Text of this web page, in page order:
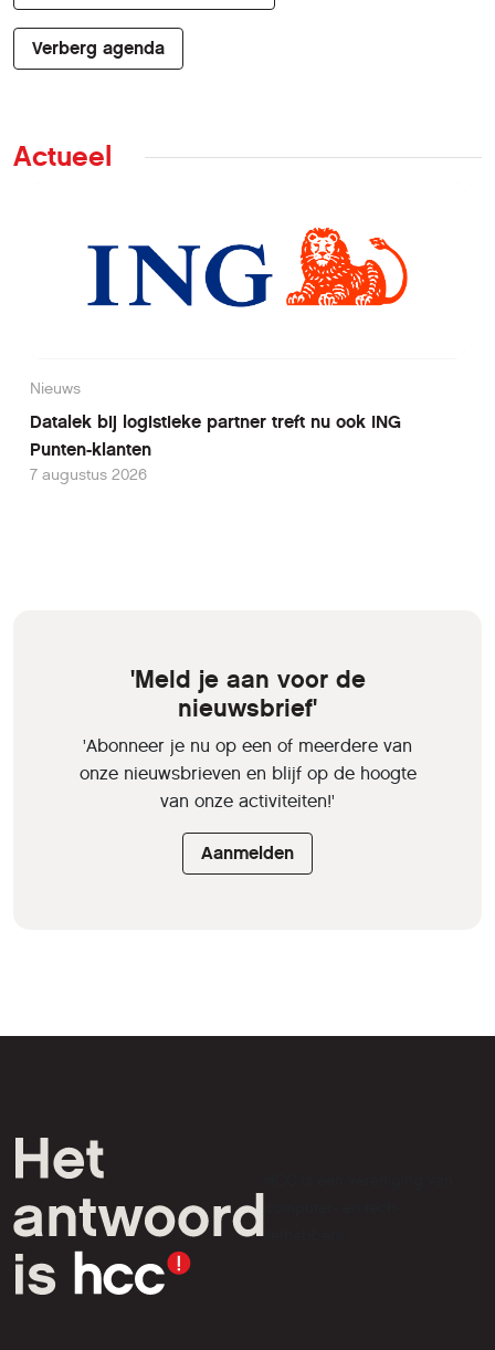
Verberg agenda
Actueel
Nieuws
Datalek bij logistieke partner treft nu ook ING
Punten-klanten
7 augustus 2026
'Meld je aan voor de
nieuwsbrief'
'Abonneer je nu op een of meerdere van
onze nieuwsbrieven en blijf op de hoogte
van onze activiteiten!'
Aanmelden
liefhebbers.